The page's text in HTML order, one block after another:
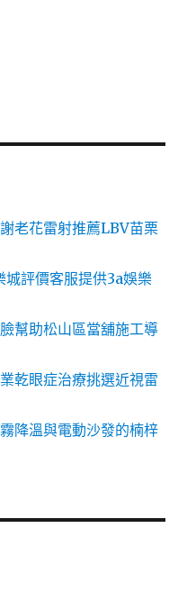
老花雷射推薦LBV苗栗
評價客服提供3a娛樂
幫助松山區當舖施工導
乾眼症治療挑選近視雷
降溫與電動沙發的楠梓